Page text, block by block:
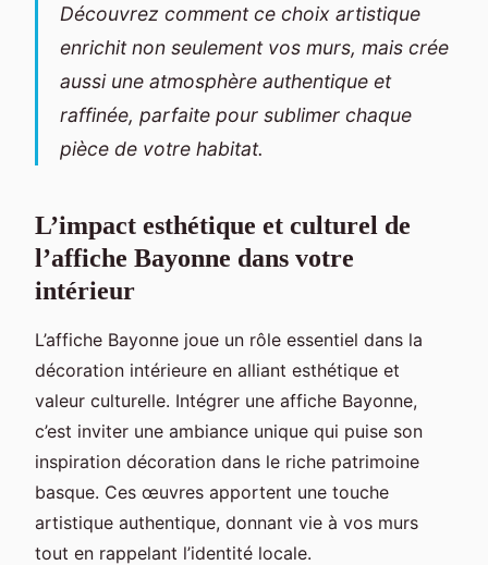
Découvrez comment ce choix artistique
enrichit non seulement vos murs, mais crée
aussi une atmosphère authentique et
raffinée, parfaite pour sublimer chaque
pièce de votre habitat.
L’impact esthétique et culturel de
l’affiche Bayonne dans votre
intérieur
L’affiche Bayonne joue un rôle essentiel dans la
décoration intérieure en alliant esthétique et
valeur culturelle. Intégrer une affiche Bayonne,
c’est inviter une ambiance unique qui puise son
inspiration décoration dans le riche patrimoine
basque. Ces œuvres apportent une touche
artistique authentique, donnant vie à vos murs
tout en rappelant l’identité locale.